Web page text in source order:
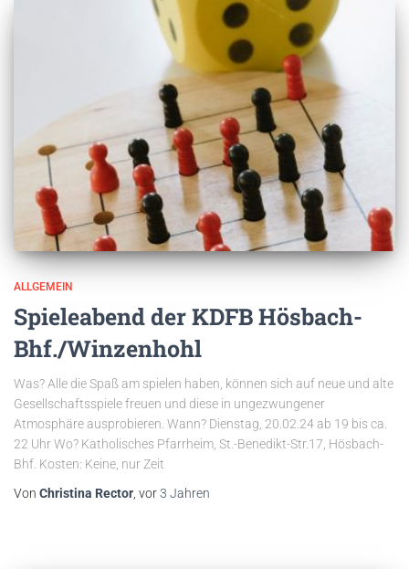
ALLGEMEIN
Spieleabend der KDFB Hösbach-
Bhf./Winzenhohl
Was? Alle die Spaß am spielen haben, können sich auf neue und alte
Gesellschaftsspiele freuen und diese in ungezwungener
Atmosphäre ausprobieren. Wann? Dienstag, 20.02.24 ab 19 bis ca.
22 Uhr Wo? Katholisches Pfarrheim, St.-Benedikt-Str.17, Hösbach-
Bhf. Kosten: Keine, nur Zeit
Von Christina Rector , vor3 Jahren